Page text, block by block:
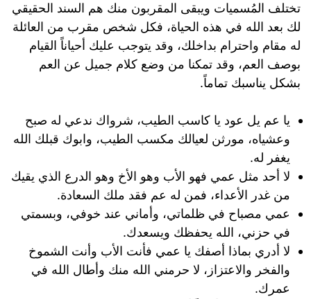
تختلف المُسميات ويبقى المقربون منك هم السند الحقيقي
لك بعد الله في هذه الحياة، فكل شخص مقرب من العائلة
له مقام واحترام بداخلك، وقد يتوجب عليك أحياناً القيام
بوصف العم، وقد تمكنا من وضع كلام جميل عن العم
بشكل يناسبك تماماً.
يا عم يل عود يا كاسب الطيب، شرواك ندعي له صبح
وعشياه، مورثن لعيالك مكسب الطيب، وابوك قبلك الله
يغفر له.
لا أحد مثل عمي فهو الأب وهو الأخ وهو الدرع الذي يقيك
من غدر الأعداء، فمن له عم فقد ملك السعادة.
عمي مصباح في ظلماتي، وأماني عند خوفي، وبسمتي
في حزني، الله يحفظك ويسعدك.
لا أدري بماذا أصفك يا عمي فأنت الأب وأنت الشموخ
والفخر والاعتزاز، لا حرمني الله منك وأطال الله في
عمرك.